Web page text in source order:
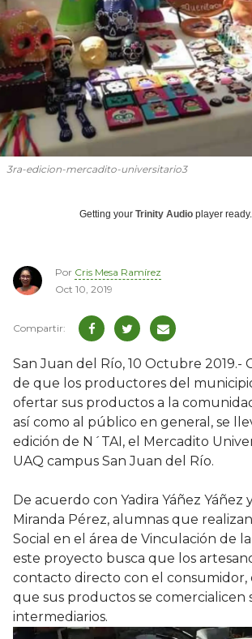
3ra-edicion-mercadito-universitario3
Getting your Trinity Audio player ready...
Por Cris Mesa Ramírez
Oct 10, 2019
San Juan del Río, 10 Octubre 2019.-
de que los productores del
ofertar sus productos a la
así como al público en general, se
edición de N´TAI, el Mercadito
UAQ campus San Juan del Río.
De acuerdo con Yadira Yáñez Yáñez
Miranda Pérez, alumnas que
Social en el área de Vinculación de
este proyecto busca que los
contacto directo con el consumidor,
que sus productos se comercialicen
intermediarios.